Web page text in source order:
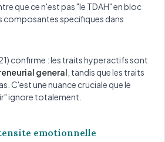
que ce n'est pas "le TDAH" en bloc
composantes specifiques dans
confirme : les traits hyperactifs sont
general , tandis que les traits
C'est une nuance cruciale que le
ignore totalement.
emotionnelle